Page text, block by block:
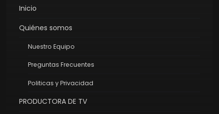
Inicio
Quiénes somos
Nuestro Equipo
Preguntas Frecuentes
Politicas y Privacidad
PRODUCTORA DE TV